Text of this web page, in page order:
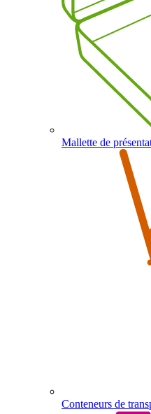
Mallette de
Conteneurs de